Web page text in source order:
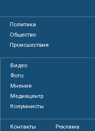
Политика
Общество
Происшествия
Видео
Фото
Мнения
Медиацентр
Колумнисты
Контакты Реклама